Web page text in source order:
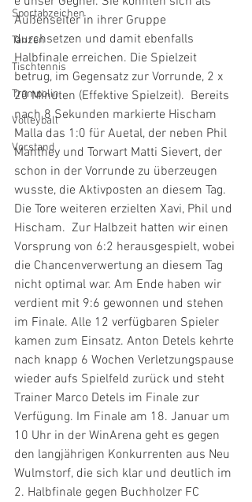
Sportabzeichen
Tanzen
Tischtennis
Trampolin
Volleyball
Vorstand
Außenseiter in ihrer Gruppe
durchsetzen und damit ebenfalls
Halbfinale erreichen. Die Spielzeit
betrug, im Gegensatz zur Vorrunde, 2 x
20 Minuten (Effektive Spielzeit).  Bereits
nach 8 Sekunden markierte Hischam
Malla das 1:0 für Auetal, der neben Phil
Manthey und Torwart Matti Sievert, der
schon in der Vorrunde zu überzeugen
wusste, die Aktivposten an diesem Tag.
Die Tore weiteren erzielten Xavi, Phil und
Hischam.  Zur Halbzeit hatten wir einen
Vorsprung von 6:2 herausgespielt, wobei
die Chancenverwertung an diesem Tag
nicht optimal war. Am Ende haben wir
verdient mit 9:6 gewonnen und stehen
im Finale. Alle 12 verfügbaren Spieler
kamen zum Einsatz. Anton Detels kehrte
nach knapp 6 Wochen Verletzungspause
wieder aufs Spielfeld zurück und steht
Trainer Marco Detels im Finale zur
Verfügung. Im Finale am 18. Januar um
10 Uhr in der WinArena geht es gegen
den langjährigen Konkurrenten aus Neu
Wulmstorf, die sich klar und deutlich im
2. Halbfinale gegen Buchholzer FC